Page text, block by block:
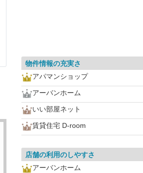
物件情報の充実さ
アパマンショップ
アーバンホーム
いい部屋ネット
賃貸住宅 D-room
店舗の利用のしやすさ
アーバンホーム